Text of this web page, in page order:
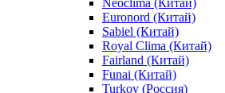
Neoclima (Китай)
Euronord (Китай)
Sabiel (Китай)
Royal Clima (Китай)
Fairland (Китай)
Funai (Китай)
Turkov (Россия)